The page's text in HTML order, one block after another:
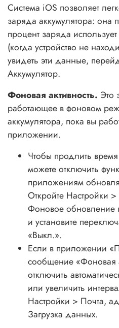
Система iOS позволяет
заряда аккумулятора: она
процент заряда
(когда устройство не
увидеть эти данные,
Аккумулятор.
Фоновая активность. Это
работающее в фоновом
аккумулятора, пока вы
приложении.
Чтобы продлить
можете отключить
приложениям
Откройте Настройки
Фоновое обновление
и установите
«Выкл.».
Если в приложении
сообщение «Фоновая
отключить
или увеличить
Настройки > Почта,
Загрузка данных.